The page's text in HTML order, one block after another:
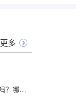
更多
单位参保比个人参保领取的养老金多一些吗？哪个更划算？